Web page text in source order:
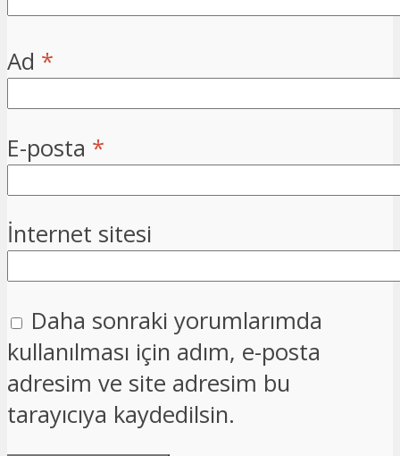
Ad *
E-posta *
İnternet sitesi
Daha sonraki yorumlarımda
kullanılması için adım, e-posta
adresim ve site adresim bu
tarayıcıya kaydedilsin.